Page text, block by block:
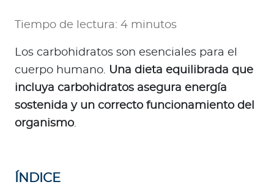
d
Tiempo de lectura: 4 minutos
Los carbohidratos son esenciales para el
cuerpo humano. Una dieta equilibrada que
incluya carbohidratos asegura energía
sostenida y un correcto funcionamiento del
organismo.
ÍNDICE